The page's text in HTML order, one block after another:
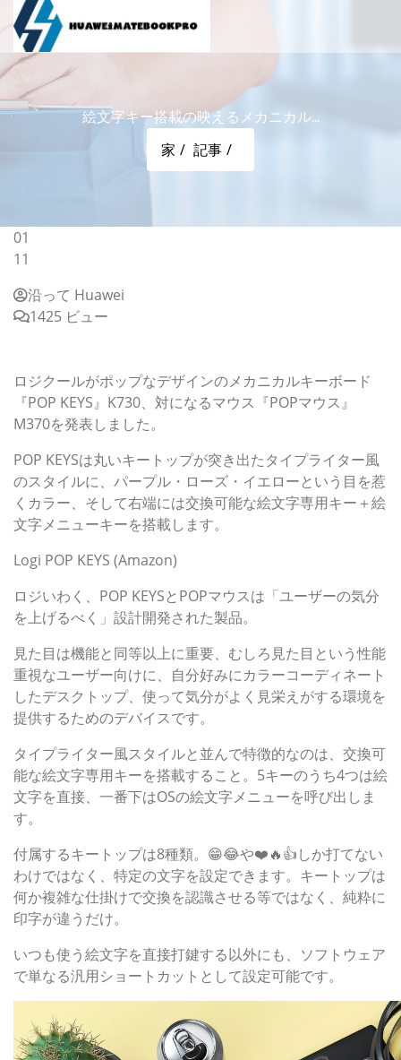
絵文字キー搭載の映えるメカニカル...
家 記事
01
11
沿って Huawei
1425 ビュー
ロジクールがポップなデザインのメカニカルキーボード
『POP KEYS』K730、対になるマウス『POPマウス』
M370を発表しました。
POP KEYSは丸いキートップが突き出たタイプライター風
のスタイルに、パープル・ローズ・イエローという目を惹
くカラー、そして右端には交換可能な絵文字専用キー＋絵
文字メニューキーを搭載します。
Logi POP KEYS (Amazon)
ロジいわく、POP KEYSとPOPマウスは「ユーザーの気分
を上げるべく」設計開発された製品。
見た目は機能と同等以上に重要、むしろ見た目という性能
重視なユーザー向けに、自分好みにカラーコーディネート
したデスクトップ、使って気分がよく見栄えがする環境を
提供するためのデバイスです。
タイプライター風スタイルと並んで特徴的なのは、交換可
能な絵文字専用キーを搭載すること。5キーのうち4つは絵
文字を直接、一番下はOSの絵文字メニューを呼び出しま
す。
付属するキートップは8種類。😁😂や❤️🔥👍しか打てない
わけではなく、特定の文字を設定できます。キートップは
何か複雑な仕掛けで交換を認識させる等ではなく、純粋に
印字が違うだけ。
いつも使う絵文字を直接打鍵する以外にも、ソフトウェア
で単なる汎用ショートカットとして設定可能です。